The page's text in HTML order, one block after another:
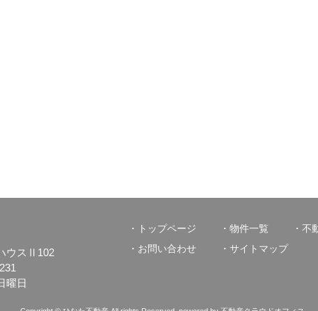
ウスⅡ102
曜日
トップページ 物件一覧 不
お問い合わせ
サイトマップ